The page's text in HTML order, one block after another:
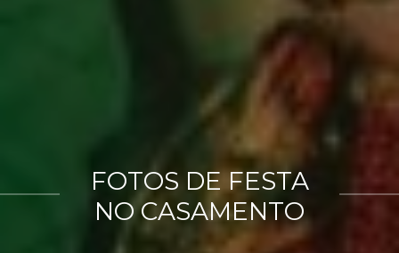
FOTOS DE FESTA
NO CASAMENTO